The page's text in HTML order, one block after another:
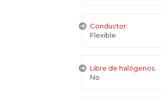
Conductor:
Flexible
Libre de halógenos:
No